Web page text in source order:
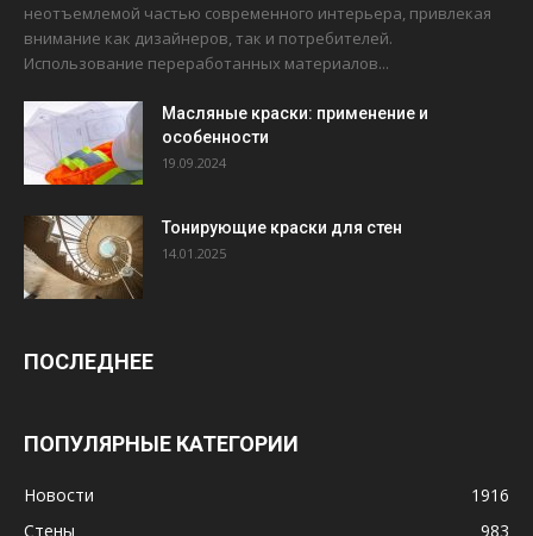
неотъемлемой частью современного интерьера, привлекая
внимание как дизайнеров, так и потребителей.
Использование переработанных материалов...
Масляные краски: применение и
особенности
19.09.2024
Тонирующие краски для стен
14.01.2025
ПОСЛЕДНЕЕ
ПОПУЛЯРНЫЕ КАТЕГОРИИ
Новости
1916
Стены
983